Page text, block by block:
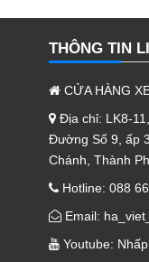
THÔNG TIN
CỬA HÀNG
Địa chỉ: LK8-
Đường Số 9, ấp
Chánh, Thành
Hotline: 088
Email:
Youtube: